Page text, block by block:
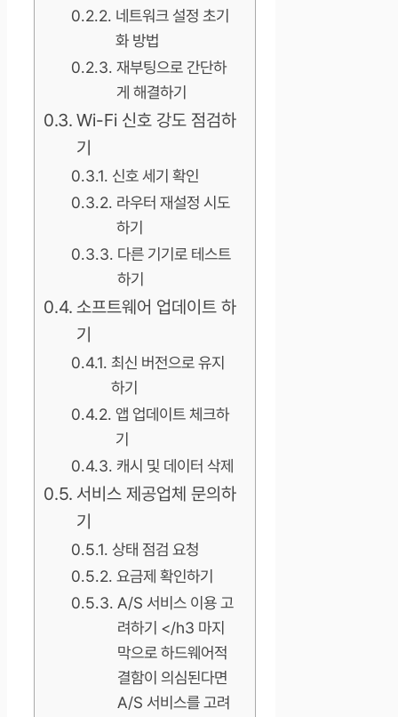
네트워크 설정 초기
화 방법
재부팅으로 간단하
게 해결하기
Wi-Fi 신호 강도 점검하
기
신호 세기 확인
라우터 재설정 시도
하기
다른 기기로 테스트
하기
소프트웨어 업데이트 하
기
최신 버전으로 유지
하기
앱 업데이트 체크하
기
캐시 및 데이터 삭제
서비스 제공업체 문의하
기
상태 점검 요청
요금제 확인하기
A/S 서비스 이용 고
려하기 </h3 마지
막으로 하드웨어적
결함이 의심된다면
A/S 서비스를 고려